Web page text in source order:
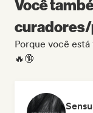
Você
Porque você
🔥🔞